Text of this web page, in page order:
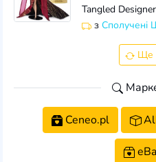
з Сполучені
Ще
Ceneo.pl